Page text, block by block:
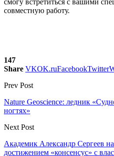
совместную работу.
147
Share VKOK.ruFacebookTwitter
Prev Post
Nature Geoscience: ледник
ногтях»
Next Post
Академик Александр Сергеев
достижением «консенсус» с